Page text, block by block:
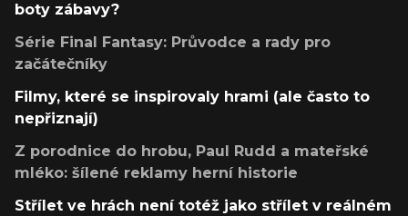
boty zábavy?
Série Final Fantasy: Průvodce a rady pro
začátečníky
Filmy, které se inspirovaly hrami (ale často to
nepřiznají)
Z porodnice do hrobu, Paul Rudd a mateřské
mléko: šílené reklamy herní historie
Střílet ve hrách není totéž jako střílet v reálném